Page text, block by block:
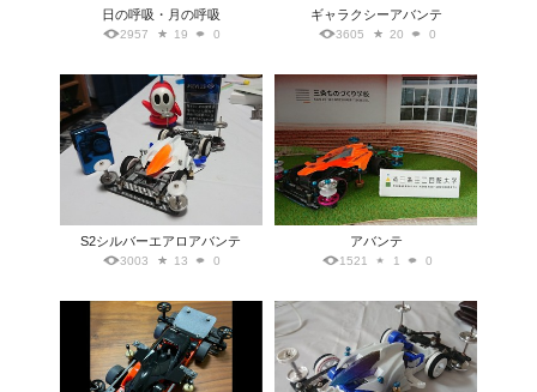
日の呼吸・月の呼吸
2957 19 0
ギャラクシーアバンテ
3605 20 0
S2シルバーエアロアバンテ
3003 13 0
アバンテ
1521 1 0